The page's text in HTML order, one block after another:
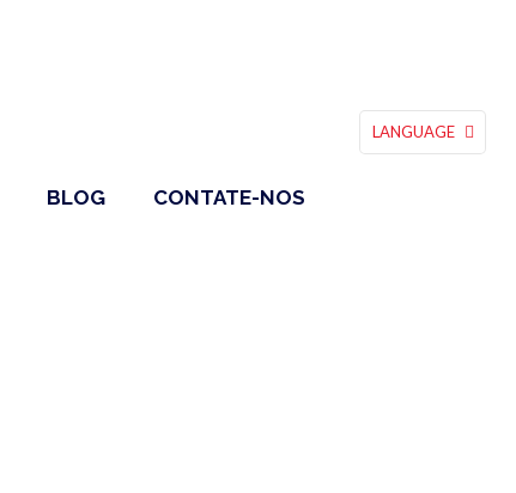
BLOG CONTATE-NOS
LANGUAGE